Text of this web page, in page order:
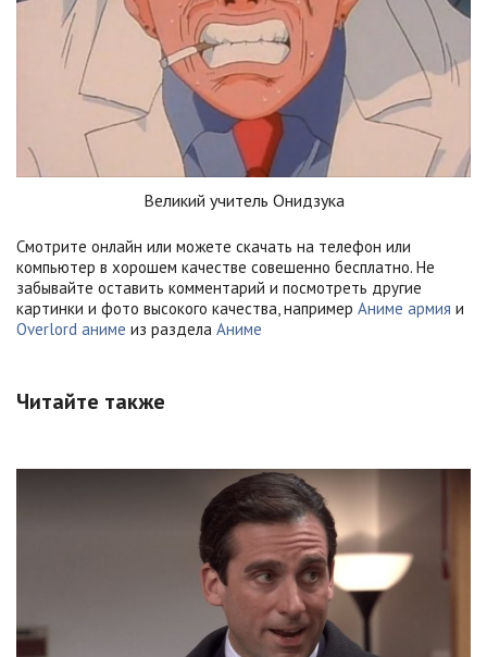
Великий учитель Онидзука
Смотрите онлайн или можете скачать на телефон или
компьютер в хорошем качестве совешенно бесплатно. Не
забывайте оставить комментарий и посмотреть другие
картинки и фото высокого качества, например Аниме армия и
Overlord аниме из раздела Аниме
Читайте также